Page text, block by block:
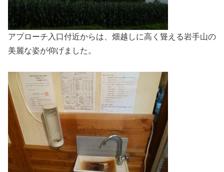
アプローチ入口付近からは、畑越しに高く聳える岩手山の
美麗な姿が仰げました。